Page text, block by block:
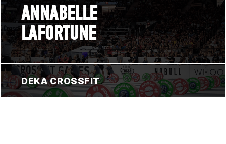
ANNABELLE
LAFORTUNE
DEKA CROSSFIT